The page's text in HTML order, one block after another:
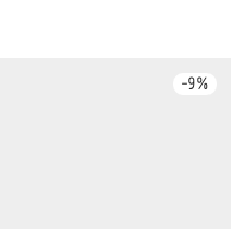
-9%